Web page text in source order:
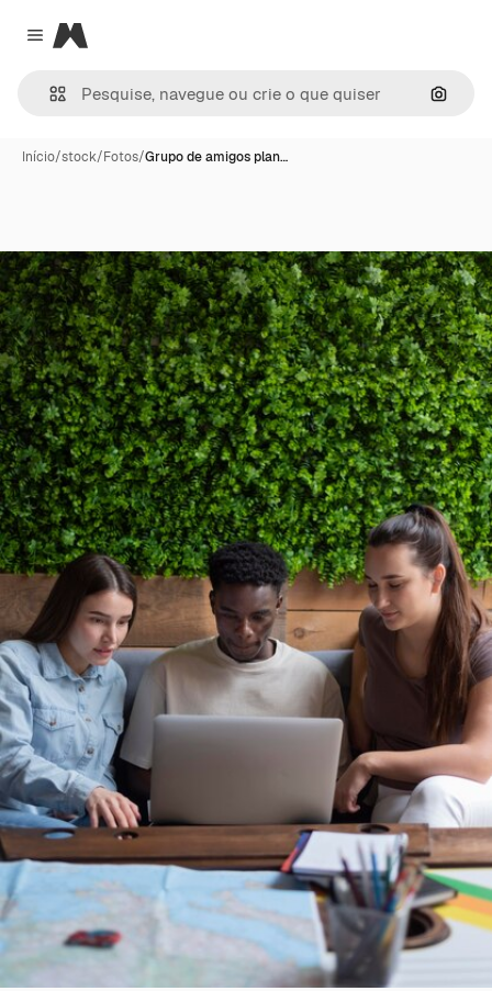
Close menu
Magnific
Início/stock/Fotos/Grupo de amigos plan…